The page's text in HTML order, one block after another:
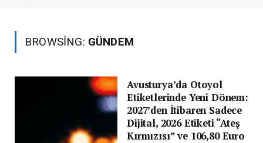
BROWSING: GÜNDEM
Avusturya’da Otoyol
Etiketlerinde Yeni Dönem:
2027’den İtibaren Sadece
Dijital, 2026 Etiketi “Ateş
Kırmızısı” ve 106,80 Euro